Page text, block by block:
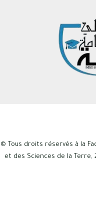
© Tous droits réservés à la
et des Sciences de la Terre,